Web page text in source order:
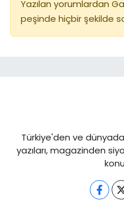
Yazılan yorumlardan
peşinde hiçbir şekilde
Türkiye'den ve
yazıları, magazinden